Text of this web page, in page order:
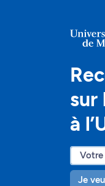
sur
à
Je